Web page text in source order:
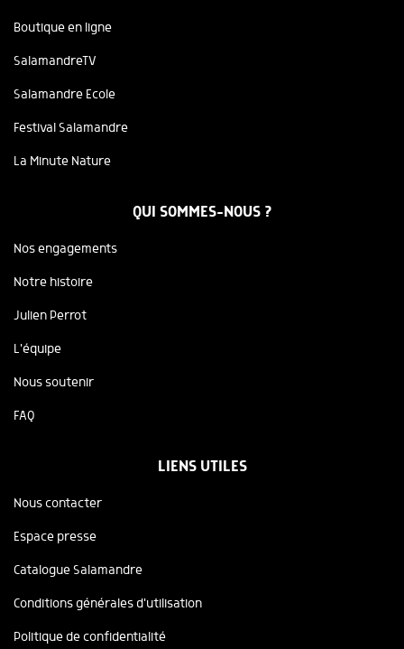
Boutique en ligne
SalamandreTV
Salamandre Ecole
Festival Salamandre
La Minute Nature
QUI SOMMES-NOUS ?
Nos engagements
Notre histoire
Julien Perrot
L'équipe
Nous soutenir
FAQ
LIENS UTILES
Nous contacter
Espace presse
Catalogue Salamandre
Conditions générales d'utilisation
Politique de confidentialité